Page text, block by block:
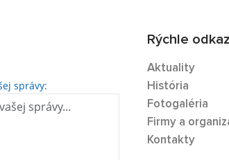
správy:
Rýchle
Aktuality
História
Fotogaléria
Firmy a
Kontakty